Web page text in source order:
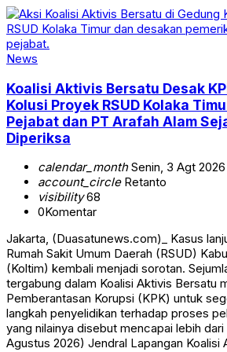
News
Koalisi Aktivis Bersatu Desak
Kolusi Proyek RSUD Kolaka
Pejabat dan PT Arafah Alam
Diperiksa
calendar_monthSenin, 3 Agt 2026
account_circleRetanto
visibility68
0Komentar
Jakarta, (Duasatunews.com)_ Kasus
Rumah Sakit Umum Daerah (RSUD)
(Koltim) kembali menjadi sorotan.
tergabung dalam Koalisi Aktivis Bersatu
Pemberantasan Korupsi (KPK) untuk
langkah penyelidikan terhadap proses
yang nilainya disebut mencapai lebih
Agustus 2026) Jendral Lapangan